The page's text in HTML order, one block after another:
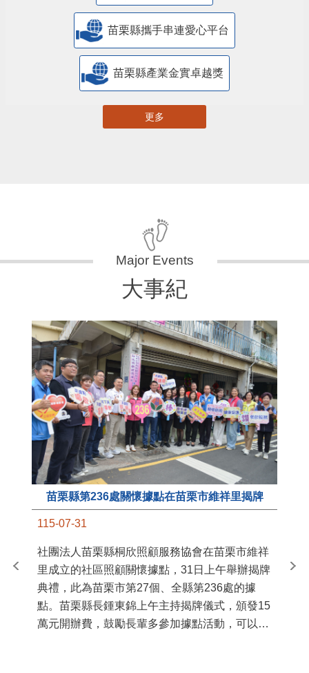
苗栗縣攜手串連愛心平台
苗栗縣產業金實卓越獎
更多
大事紀
苗栗縣第236處關懷據點在苗栗市維祥里揭牌
115-07-31
社團法人苗栗縣桐欣照顧服務協會在苗栗市維祥
里成立的社區照顧關懷據點，31日上午舉辦揭牌
典禮，此為苗栗市第27個、全縣第236處的據
點。苗栗縣長鍾東錦上午主持揭牌儀式，頒發15
萬元開辦費，鼓勵長輩多參加據點活動，可以更
苗